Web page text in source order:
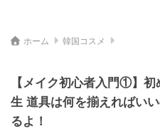
ホーム 韓国コスメ
【メイク初心者入門①】
生 道具は何を揃えればい
るよ！